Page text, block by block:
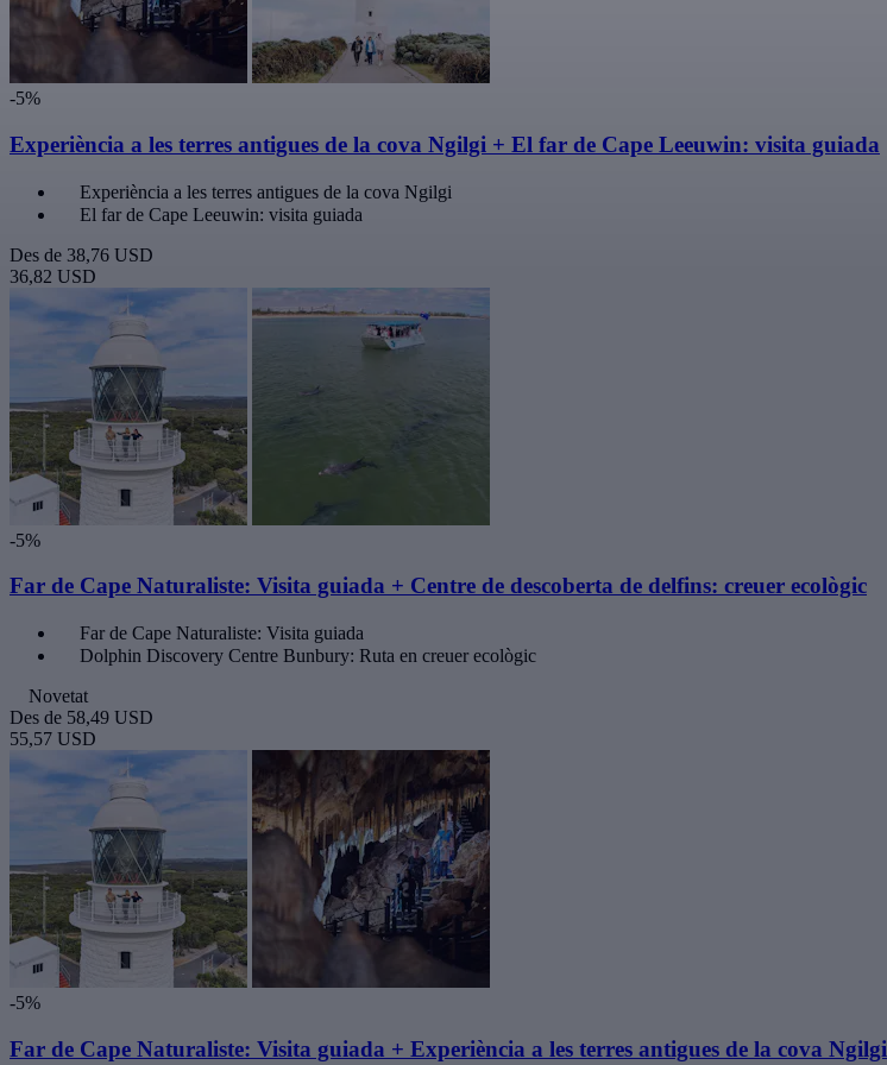
-5%
Experiència a les terres antigues de la cova Ngilgi + El far de Cape Leeuwin: visita guiada
Experiència a les terres antigues de la cova Ngilgi
El far de Cape Leeuwin: visita guiada
Des de 38,76 USD
36,82 USD
-5%
Far de Cape Naturaliste: Visita guiada + Centre de descoberta de delfins: creuer ecològic
Far de Cape Naturaliste: Visita guiada
Dolphin Discovery Centre Bunbury: Ruta en creuer ecològic
Novetat
Des de 58,49 USD
55,57 USD
-5%
Far de Cape Naturaliste: Visita guiada + Experiència a les terres antigues de la cova Ngilgi